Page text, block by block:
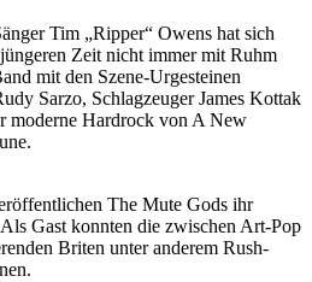
Tim „Ripper“ Owens hat sich
Zeit nicht immer mit Ruhm
mit den Szene-Urgesteinen
Sarzo, Schlagzeuger James Kottak
moderne Hardrock von A New
The Mute Gods ihr
Gast konnten die zwischen Art-Pop
Briten unter anderem Rush-